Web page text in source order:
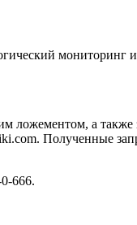
а также
Полученные
666.